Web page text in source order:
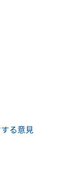
る意見